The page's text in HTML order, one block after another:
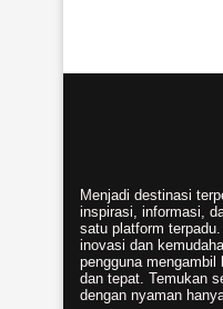
Menjadi destinasi
inspirasi, informasi,
satu platform
inovasi dan
pengguna
dan tepat. Temukan
dengan nyaman